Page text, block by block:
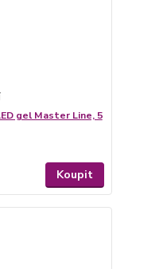
gel Master Line, 5
Koupit